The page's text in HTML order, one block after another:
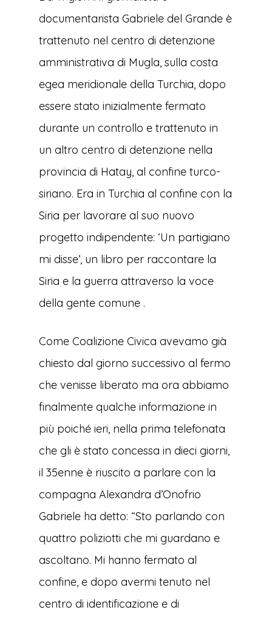
documentarista Gabriele del Grande è
trattenuto nel centro di detenzione
amministrativa di Mugla, sulla costa
egea meridionale della Turchia, dopo
essere stato inizialmente fermato
durante un controllo e trattenuto in
un altro centro di detenzione nella
provincia di Hatay, al confine turco-
siriano. Era in Turchia al confine con la
Siria per lavorare al suo nuovo
progetto indipendente: ‘Un partigiano
mi disse’, un libro per raccontare la
Siria e la guerra attraverso la voce
della gente comune .
Come Coalizione Civica avevamo già
chiesto dal giorno successivo al fermo
che venisse liberato ma ora abbiamo
finalmente qualche informazione in
più poiché ieri, nella prima telefonata
che gli è stato concessa in dieci giorni,
il 35enne è riuscito a parlare con la
compagna Alexandra d’Onofrio
Gabriele ha detto: “Sto parlando con
quattro poliziotti che mi guardano e
ascoltano. Mi hanno fermato al
confine, e dopo avermi tenuto nel
centro di identificazione e di